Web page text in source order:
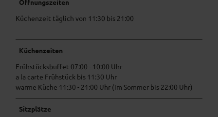
Öffnungszeiten
Küchenzeit täglich von 11:30 bis 21:00
Küchenzeiten
Frühstücksbuffet 07:00 - 10:00 Uhr
a la carte Frühstück bis 11:30 Uhr
warme Küche 11:30 - 21:00 Uhr (im Sommer bis 22:00 Uhr)
Sitzplätze